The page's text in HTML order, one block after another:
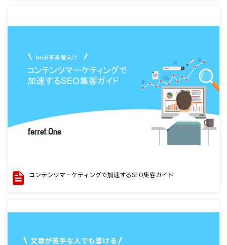
コンテンツマーケティングで加速するSEO集客ガイド